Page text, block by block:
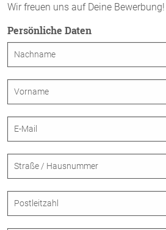
Wir freuen uns auf Deine Bewerbung!
Persönliche Daten